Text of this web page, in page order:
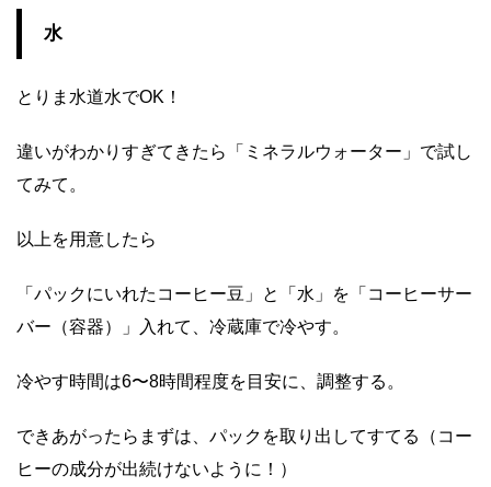
水
とりま水道水でOK！
違いがわかりすぎてきたら「ミネラルウォーター」で試し
てみて。
以上を用意したら
「パックにいれたコーヒー豆」と「水」を「コーヒーサー
バー（容器）」入れて、冷蔵庫で冷やす。
冷やす時間は6〜8時間程度を目安に、調整する。
できあがったらまずは、パックを取り出してすてる（コー
ヒーの成分が出続けないように！）